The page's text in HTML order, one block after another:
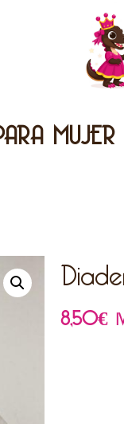
MUJER
8,50€